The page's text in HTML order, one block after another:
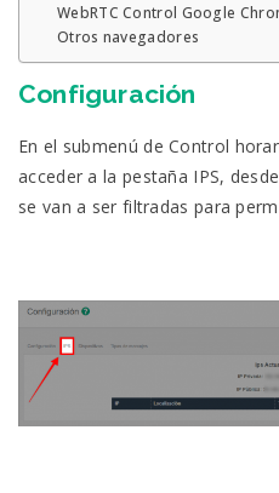
WebRTC Control Google
Otros navegadores
Configuración
En el submenú de Control
acceder a la pestaña IPS,
se van a ser filtradas para